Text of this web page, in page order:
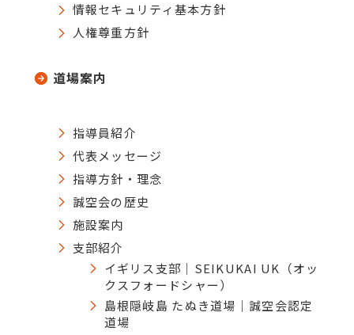
道場案内
指導員紹介
代表メッセージ
指導方針・理念
誠空会の歴史
施設案内
支部紹介
イギリス支部｜SEIKUKAI UK（オッ
クスフォードシャー）
島根隠岐島 たぬき道場｜誠空会認定
道場
情報セキュリティ基本方針
人権尊重方針